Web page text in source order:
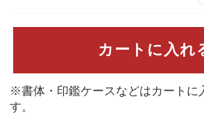
カートに入れ
※書体・印鑑ケースなどはカートに
す。